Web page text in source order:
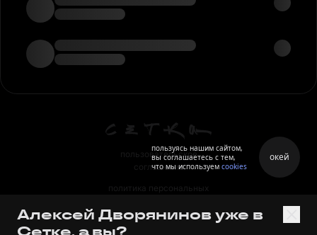
пользовательское
соглашение
политика персональных
правила
Алексей Дворянинов уже в
пользуясь нашим сайтом,
вы соглашаетесь с тем,
что мы используем cookies
окей